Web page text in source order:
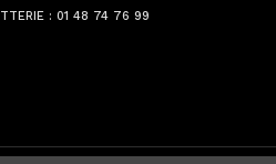
: 01 48 74 76 99